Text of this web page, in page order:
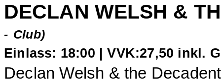
DECLAN WELSH &
- Club)
Einlass: 18:00 |VVK:27,50 inkl.
Declan Welsh & the